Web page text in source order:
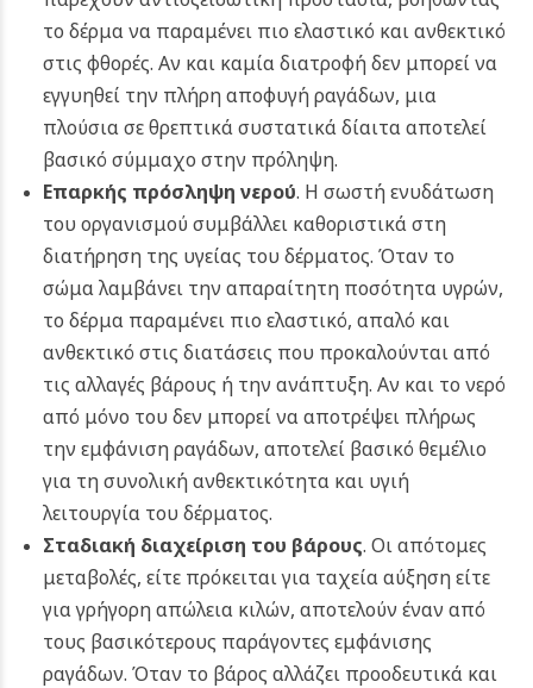
το δέρμα να παραμένει πιο ελαστικό και ανθεκτικό
στις φθορές. Αν και καμία διατροφή δεν μπορεί να
εγγυηθεί την πλήρη αποφυγή ραγάδων, μια
πλούσια σε θρεπτικά συστατικά δίαιτα αποτελεί
βασικό σύμμαχο στην πρόληψη.
Επαρκής πρόσληψη νερού. Η σωστή ενυδάτωση
του οργανισμού συμβάλλει καθοριστικά στη
διατήρηση της υγείας του δέρματος. Όταν το
σώμα λαμβάνει την απαραίτητη ποσότητα υγρών,
το δέρμα παραμένει πιο ελαστικό, απαλό και
ανθεκτικό στις διατάσεις που προκαλούνται από
τις αλλαγές βάρους ή την ανάπτυξη. Αν και το νερό
από μόνο του δεν μπορεί να αποτρέψει πλήρως
την εμφάνιση ραγάδων, αποτελεί βασικό θεμέλιο
για τη συνολική ανθεκτικότητα και υγιή
λειτουργία του δέρματος.
Σταδιακή διαχείριση του βάρους. Οι απότομες
μεταβολές, είτε πρόκειται για ταχεία αύξηση είτε
για γρήγορη απώλεια κιλών, αποτελούν έναν από
τους βασικότερους παράγοντες εμφάνισης
ραγάδων. Όταν το βάρος αλλάζει προοδευτικά και